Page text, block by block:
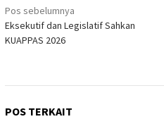
Navigasi
pos
Pos sebelumnya
Eksekutif dan Legislatif Sahkan
KUAPPAS 2026
POS TERKAIT